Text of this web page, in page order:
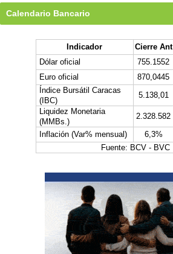
Calendario Bancario
Indicador Cierre Ant
Dólar oficial
755.1552
Euro oficial
870,0445
Índice Bursátil Caracas
(IBC)
5.138,01
Liquidez Monetaria
(MMBs.)
2.328.582
Inflación (Var% mensual)
6,3%
Fuente: BCV - BVC